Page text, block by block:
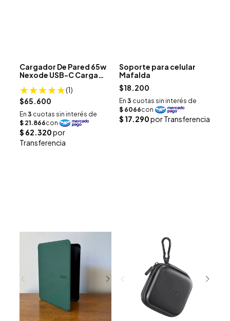
Cargador De Pared 65w
Nexode USB-C Carga
(1)
$65.600
Soporte para celular
Mafalda
$18.200